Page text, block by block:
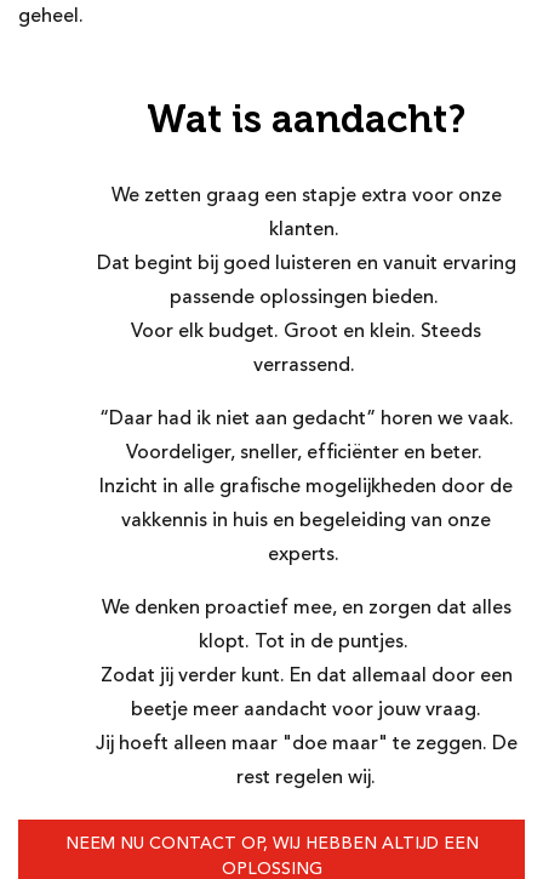
geheel.
Wat is aandacht?
We zetten graag een stapje extra voor onze
klanten.
Dat begint bij goed luisteren en vanuit ervaring
passende oplossingen bieden.
Voor elk budget. Groot en klein. Steeds
verrassend.
“Daar had ik niet aan gedacht” horen we vaak.
Voordeliger, sneller, efficiënter en beter.
Inzicht in alle grafische mogelijkheden door de
vakkennis in huis en begeleiding van onze
experts.
We denken proactief mee, en zorgen dat alles
klopt. Tot in de puntjes.
Zodat jij verder kunt. En dat allemaal door een
beetje meer aandacht voor jouw vraag.
Jij hoeft alleen maar "doe maar" te zeggen. De
rest regelen wij.
NEEM NU CONTACT OP, WIJ HEBBEN ALTIJD EEN
OPLOSSING